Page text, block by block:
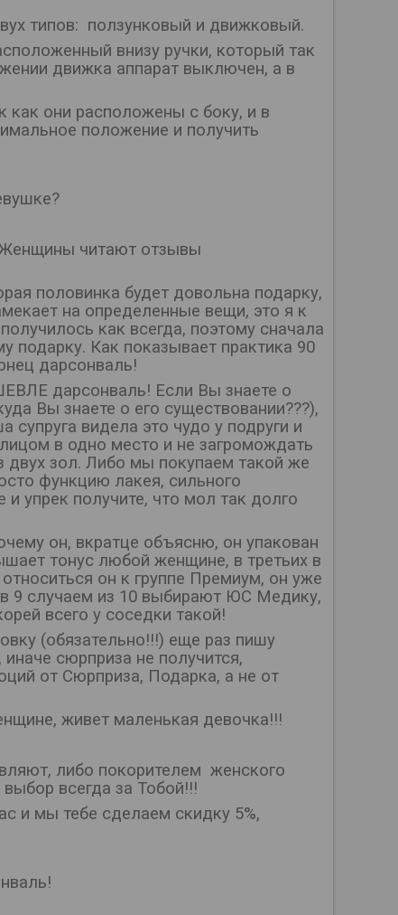
типов: ползунковый и движковый.
внизу ручки, который так
движка аппарат выключен, а в
они расположены с боку, и в
положение и получить
Женщины читают отзывы
половинка будет довольна подарку,
на определенные вещи, это я к
как всегда, поэтому сначала
подарку. Как показывает практика 90
дарсонваль!
дарсонваль! Если Вы знаете о
Вы знаете о его существовании???),
видела это чудо у подруги и
в одно место и не загромождать
двух зол. Либо мы покупаем такой же
функцию лакея, сильного
упрек получите, что мол так долго
он, вкратце объясню, он упакован
тонус любой женщине, в третьих в
он к группе Премиум, он уже
9 случаем из 10 выбирают ЮС Медику,
всего у соседки такой!
(обязательно!!!) еще раз пишу
сюрприза не получится,
от Сюрприза, Подарка, а не от
живет маленькая девочка!!!
либо покорителем женского
всегда за Тобой!!!
и мы тебе сделаем скидку 5%,